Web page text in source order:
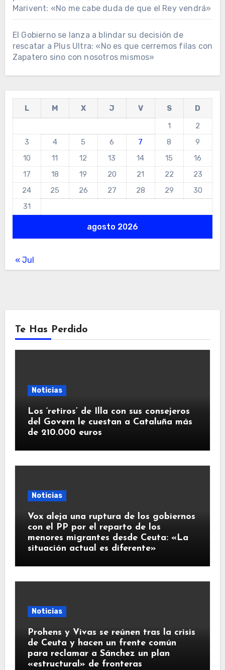
Marivent: «No me cabe duda de que el Rey vendrá»
El Gobierno se lanza a blindar su decisión de
rescatar a Plus Ultra: «No es que cerremos filas con
Zapatero sino con nosotros mismos»
agosto 2026
L M X J V S
D
1
2
3
4 5 6 7 8
9
10
11 12 13 14 15
16
17
18 19 20 21 22
23
24
25 26 27 28 29
30
31
« Jul
Te Has Perdido
Noticias
Los ‘retiros’ de Illa con sus consejeros
del Govern le cuestan a Cataluña más
de 210.000 euros
Noticias
Vox aleja una ruptura de los gobiernos
con el PP por el reparto de los
menores migrantes desde Ceuta: «La
situación actual es diferente»
Noticias
Prohens y Vivas se reúnen tras la crisis
de Ceuta y hacen un frente común
para reclamar a Sánchez un plan
«estructural» de fronteras